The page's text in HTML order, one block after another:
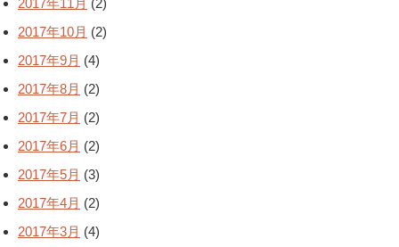
2017年11月 (2)
2017年10月 (2)
2017年9月 (4)
2017年8月 (2)
2017年7月 (2)
2017年6月 (2)
2017年5月 (3)
2017年4月 (2)
2017年3月 (4)